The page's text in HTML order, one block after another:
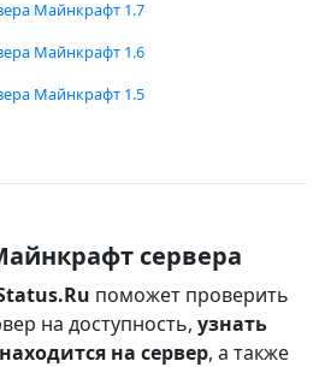
Майнкрафт 1.7
Майнкрафт 1.6
Майнкрафт 1.5
сервера
поможет проверить
на доступность, узнать
на сервер, а также